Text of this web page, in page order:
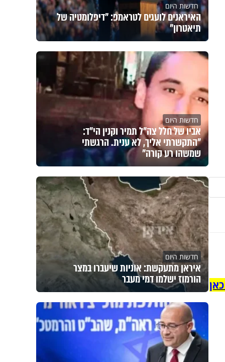
חדשות היום
האיראנים לועגים לטראמפ: "דיפלומטיה של
תיאטרון"
חדשות היום
אביו של חלל צה"ל תמיר וקנין הי"ד:
"התקשרתי אליך, לא ענית. הרגשתי
שמשהו רע קורה"
חדשות היום
איראן מתעקשת: אוניות שיעברו במצר
הורמוז ישלמו דמי מעבר